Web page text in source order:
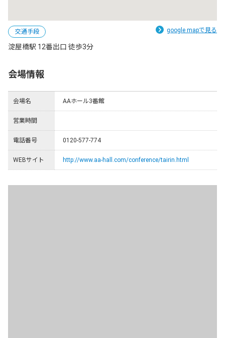
google mapで見る
交通手段
淀屋橋駅 12番出口 徒歩3分
会場情報
会場名 AAホール3番館
営業時間
電話番号 0120-577-774
WEBサイト http://www.aa-hall.com/conference/tairin.html